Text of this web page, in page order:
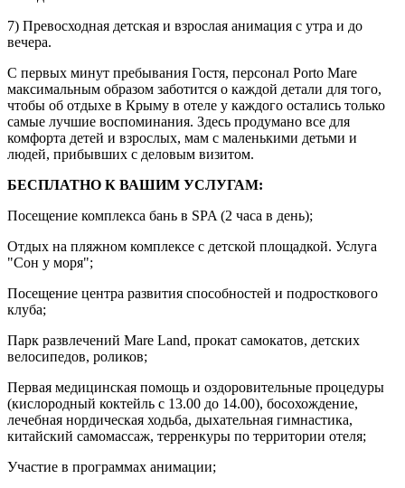
7) Превосходная детская и взрослая анимация с утра и до
вечера.
С первых минут пребывания Гостя, персонал Porto Mare
максимальным образом заботится о каждой детали для того,
чтобы об отдыхе в Крыму в отеле у каждого остались только
самые лучшие воспоминания. Здесь продумано все для
комфорта детей и взрослых, мам с маленькими детьми и
людей, прибывших с деловым визитом.
БЕСПЛАТНО К ВАШИМ УСЛУГАМ:
Посещение комплекса бань в SPA (2 часа в день);
Отдых на пляжном комплексе с детской площадкой. Услуга
"Сон у моря";
Посещение центра развития способностей и подросткового
клуба;
Парк развлечений Mare Land, прокат самокатов, детских
велосипедов, роликов;
Первая медицинская помощь и оздоровительные процедуры
(кислородный коктейль с 13.00 до 14.00), босохождение,
лечебная нордическая ходьба, дыхательная гимнастика,
китайский самомассаж, терренкуры по территории отеля;
Участие в программах анимации;